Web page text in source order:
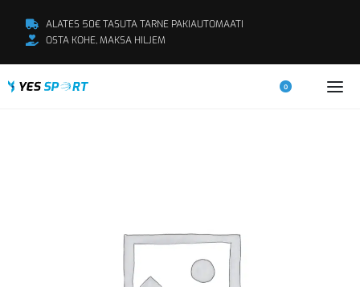
ALATES 50€ TASUTA TARNE PAKIAUTOMAATI
OSTA KOHE, MAKSA HILJEM
0